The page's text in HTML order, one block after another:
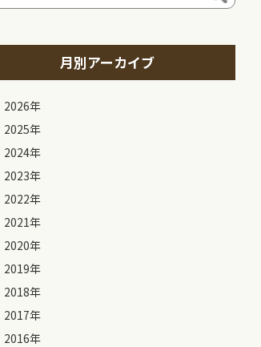
月別アーカイブ
2026年
2025年
2024年
2023年
2022年
2021年
2020年
2019年
2018年
2017年
2016年